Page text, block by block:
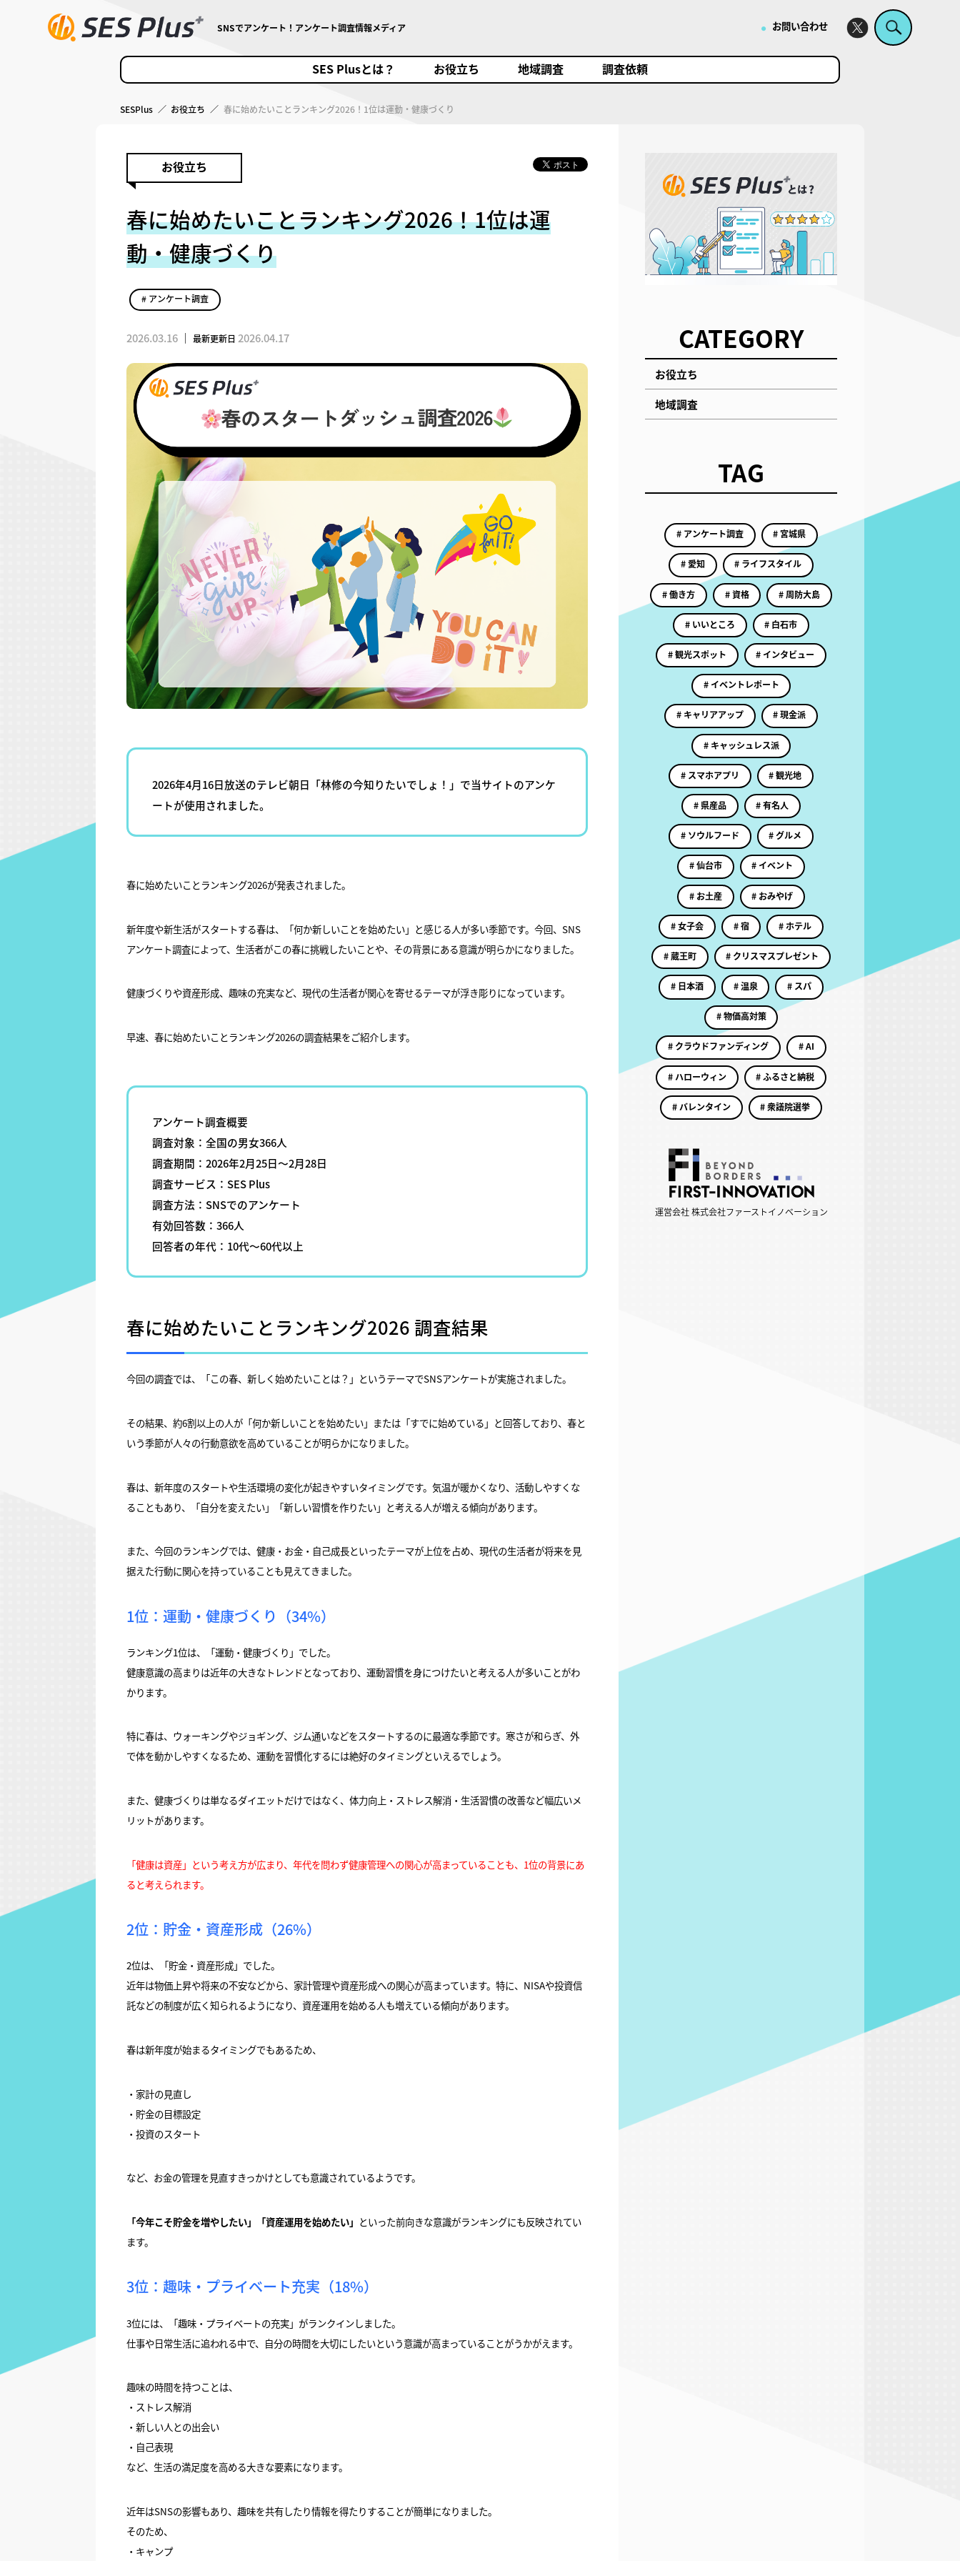
SNSでアンケート！アンケート調査情報メディア ・ お問い合わせ
SES Plusとは？ お役立ち 地域調査 調査依頼
SESPlus ／ お役立ち ／ 春に始めたいことランキング2026！1位は運動・健康づくり
お役立ち
春に始めたいことランキング2026！1位は運
動・健康づくり
# アンケート調査
2026.03.16 ｜最新更新日 2026.04.17
2026年4月16日放送のテレビ朝日「林修の今知りたいでしょ！」で当サイトのアンケ
ートが使用されました。
春に始めたいことランキング2026が発表されました。
新年度や新生活がスタートする春は、「何か新しいことを始めたい」と感じる人が多い季節です。今回、SNS
アンケート調査によって、生活者がこの春に挑戦したいことや、その背景にある意識が明らかになりました。
健康づくりや資産形成、趣味の充実など、現代の生活者が関心を寄せるテーマが浮き彫りになっています。
早速、春に始めたいことランキング2026の調査結果をご紹介します。
アンケート調査概要
調査対象：全国の男女366人
調査期間：2026年2月25日～2月28日
調査サービス：SES Plus
調査方法：SNSでのアンケート
有効回答数：366人
回答者の年代：10代〜60代以上
春に始めたいことランキング2026 調査結果
今回の調査では、「この春、新しく始めたいことは？」というテーマでSNSアンケートが実施されました。
その結果、約6割以上の人が「何か新しいことを始めたい」または「すでに始めている」と回答しており、春と
いう季節が人々の行動意欲を高めていることが明らかになりました。
春は、新年度のスタートや生活環境の変化が起きやすいタイミングです。気温が暖かくなり、活動しやすくな
ることもあり、「自分を変えたい」「新しい習慣を作りたい」と考える人が増える傾向があります。
また、今回のランキングでは、健康・お金・自己成長といったテーマが上位を占め、現代の生活者が将来を見
据えた行動に関心を持っていることも見えてきました。
1位：運動・健康づくり（34%）
ランキング1位は、「運動・健康づくり」でした。
健康意識の高まりは近年の大きなトレンドとなっており、運動習慣を身につけたいと考える人が多いことがわ
かります。
特に春は、ウォーキングやジョギング、ジム通いなどをスタートするのに最適な季節です。寒さが和らぎ、外
で体を動かしやすくなるため、運動を習慣化するには絶好のタイミングといえるでしょう。
また、健康づくりは単なるダイエットだけではなく、体力向上・ストレス解消・生活習慣の改善など幅広いメ
リットがあります。
「健康は資産」という考え方が広まり、年代を問わず健康管理への関心が高まっていることも、1位の背景にあ
ると考えられます。
2位：貯金・資産形成（26%）
2位は、「貯金・資産形成」でした。
近年は物価上昇や将来の不安などから、家計管理や資産形成への関心が高まっています。特に、NISAや投資信
託などの制度が広く知られるようになり、資産運用を始める人も増えている傾向があります。
春は新年度が始まるタイミングでもあるため、
・家計の見直し
・貯金の目標設定
・投資のスタート
など、お金の管理を見直すきっかけとしても意識されているようです。
「今年こそ貯金を増やしたい」「資産運用を始めたい」 といった前向きな意識がランキングにも反映されてい
ます。
3位：趣味・プライベート充実（18%）
3位には、「趣味・プライベートの充実」がランクインしました。
仕事や日常生活に追われる中で、自分の時間を大切にしたいという意識が高まっていることがうかがえます。
趣味の時間を持つことは、
・ストレス解消
・新しい人との出会い
・自己表現
など、生活の満足度を高める大きな要素になります。
近年はSNSの影響もあり、趣味を共有したり情報を得たりすることが簡単になりました。
そのため、
・キャンプ
CATEGORY
お役立ち
地域調査
TAG
# アンケート調査 # 宮城県
# 愛知 # ライフスタイル
# 働き方 # 資格 # 周防大島
# いいところ # 白石市
# 観光スポット # インタビュー
# イベントレポート
# キャリアアップ # 現金派
# キャッシュレス派
# スマホアプリ # 観光地
# 県産品 # 有名人
# ソウルフード # グルメ
# 仙台市 # イベント
# お土産 # おみやげ
# 女子会 # 宿 # ホテル
# 蔵王町 # クリスマスプレゼント
# 日本酒 # 温泉 # スパ
# 物価高対策
# クラウドファンディング # AI
# ハローウィン # ふるさと納税
# バレンタイン # 衆議院選挙
運営会社 株式会社ファーストイノベーション